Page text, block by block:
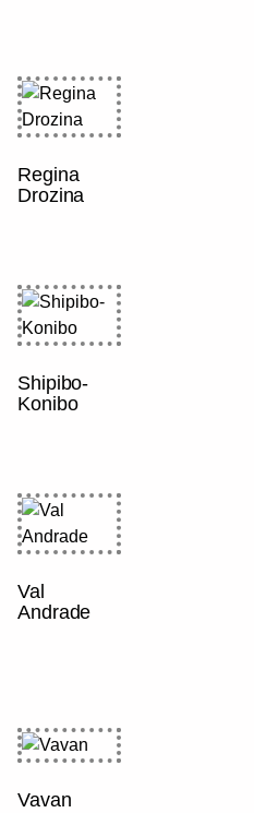
Regina
Drozina
Shipibo-
Konibo
Val
Andrade
Vavan